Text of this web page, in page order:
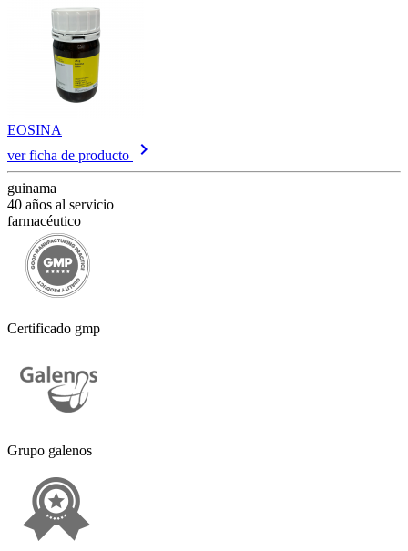
EOSINA
ver ficha de producto
keyboard_arrow_right
guinama
40 años al servicio
farmacéutico
Certificado gmp
Grupo galenos